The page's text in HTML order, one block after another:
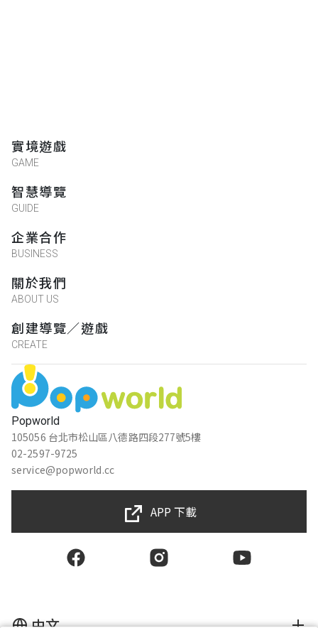
陳穎融
太棒ㄌ！認識植物的好機會
陳冠龍
邊看故事邊解謎，可以順便參觀植物園的各
Jasmine Li
很不錯玩完剛好逛完一圈植物園，難度不會
Popworld
105056 台北市松山區八德路四段277號5樓
02-2597-9725
service@popworld.cc
實境遊戲
GAME
智慧導覽
GUIDE
企業合作
BUSINESS
關於我們
ABOUT US
創建導覽／遊戲
CREATE
APP 下載